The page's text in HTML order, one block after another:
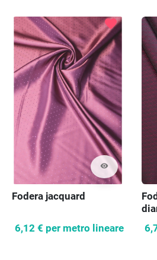
visibility
favorite
Fodera jacquard
6,12 € per metro lineare